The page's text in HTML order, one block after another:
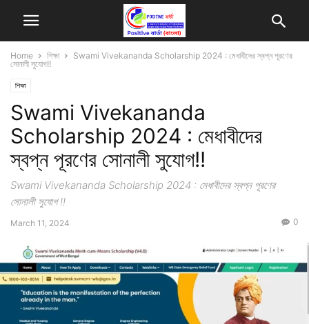
Home শিক্ষা
Swami Vivekananda Scholarship 2024 : মেধাবীদের স্বপ্ন পূরণের
সোনালী সুযোগ!!
শিক্ষা
Swami Vivekananda
Scholarship 2024 : মেধাবীদের
স্বপ্ন পূরণের সোনালী সুযোগ!!
Swami Vivekananda Scholarship 2024 : মেধাবীদের স্বপ্ন পূরণের
সোনালী সুযোগ !!
March 11, 2024 0